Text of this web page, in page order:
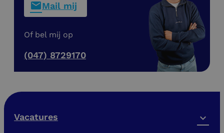
Mail mij
Of bel mij op
(047) 8729170
Vacatures